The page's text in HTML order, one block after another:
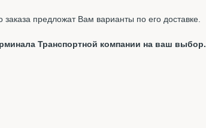
предложат Вам варианты по его доставке.
Транспортной компании на ваш выбор.